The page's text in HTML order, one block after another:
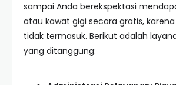
sampai Anda berekspektasi
atau kawat gigi secara gratis,
tidak termasuk. Berikut adalah
yang ditanggung: